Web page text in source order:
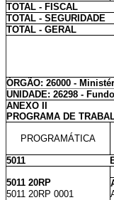
TOTAL - FISCAL
TOTAL - SEGURIDADE
TOTAL - GERAL
ÓRGÃO: 26000 -
UNIDADE: 26298 -
ANEXO II
PROGRAMA DE
PROGRAMÁTICA
5011
5011 20RP
5011 20RP 0001